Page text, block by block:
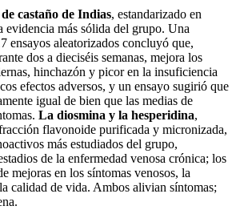
castaño de Indias, estandarizado en
evidencia más sólida del grupo. Una
ensayos aleatorizados concluyó que,
dos a dieciséis semanas, mejora los
hinchazón y picor en la insuficiencia
efectos adversos, y un ensayo sugirió que
igual de bien que las medias de
La diosmina y la hesperidina,
flavonoide purificada y micronizada,
más estudiados del grupo,
de la enfermedad venosa crónica; los
mejoras en los síntomas venosos, la
calidad de vida. Ambos alivian síntomas;